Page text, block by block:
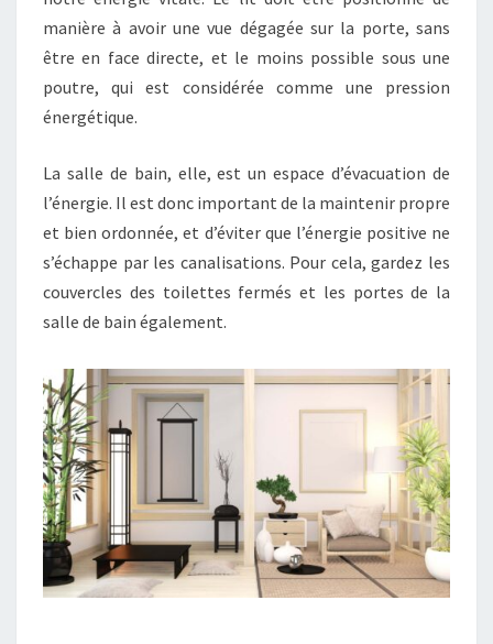
manière à avoir une vue dégagée sur la porte, sans
être en face directe, et le moins possible sous une
poutre, qui est considérée comme une pression
énergétique.
La salle de bain, elle, est un espace d’évacuation de
l’énergie. Il est donc important de la maintenir propre
et bien ordonnée, et d’éviter que l’énergie positive ne
s’échappe par les canalisations. Pour cela, gardez les
couvercles des toilettes fermés et les portes de la
salle de bain également.